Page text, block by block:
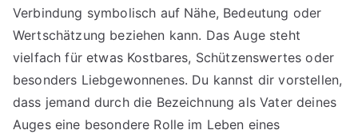
Verbindung symbolisch auf Nähe, Bedeutung oder
Wertschätzung beziehen kann. Das Auge steht
vielfach für etwas Kostbares, Schützenswertes oder
besonders Liebgewonnenes. Du kannst dir vorstellen,
dass jemand durch die Bezeichnung als Vater deines
Auges eine besondere Rolle im Leben eines